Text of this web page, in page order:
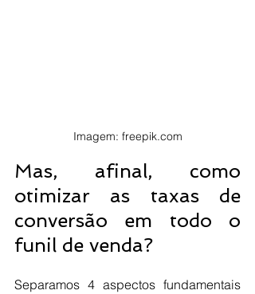
Imagem: freepik.com
Mas, afinal, como
otimizar as taxas de
conversão em todo o
funil de venda?
Separamos 4 aspectos fundamentais